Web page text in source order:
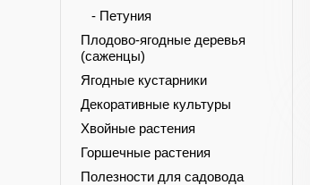
- Петуния
Плодово-ягодные деревья
(саженцы)
Ягодные кустарники
Декоративные культуры
Хвойные растения
Горшечные растения
Полезности для садовода